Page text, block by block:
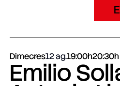
Dimecres12 ag.19:00h20:30h
Emilio